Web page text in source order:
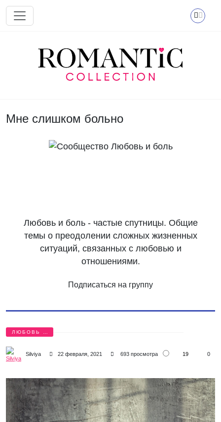
Перейти к основному содержанию
Мне слишком больно
Любовь и боль - частые спутницы. Общие
темы о преодолении сложных жизненных
ситуаций, связанных с любовью и
отношениями.
Подписаться на группу
ЛЮБОВЬ И
Silviya 22 февраля, 2021 693 просмотра 19 0